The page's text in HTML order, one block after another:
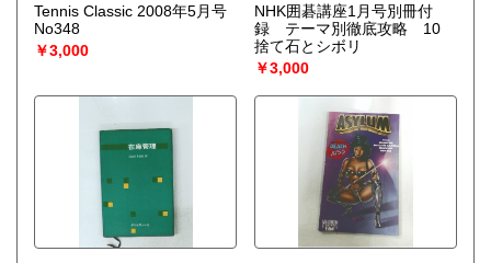
Tennis Classic 2008年5月号
No348
￥3,000
NHK囲碁講座1月号別冊付
録 テーマ別徹底攻略 10
捨て石とシボリ
￥3,000